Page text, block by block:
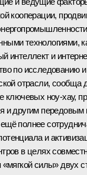
кооперации,
технологиями,
интеллект и
по исследованию
отрасли, сообща
ключевых ноу‑хау,
и другим передовым
полнее
и
в целях
«мягкой силы» двух